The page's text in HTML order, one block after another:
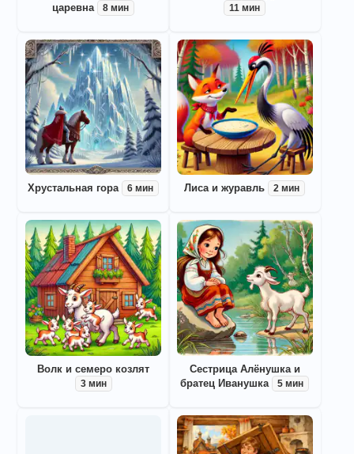
царевна
8 мин 11 мин
Хрустальная гора 6 мин Лиса и журавль 2 мин
Волк и семеро козлят
3 мин
Сестрица Алёнушка и
братец Иванушка
5 мин